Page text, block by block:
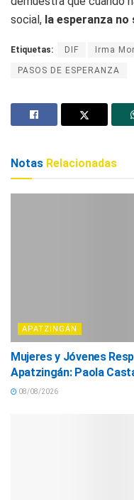
social, la esperanza no
Etiquetas: DIF Irma
PASOS DE ESPERANZA
Notas Relacionadas
APATZINGÁN
Mujeres y Jóvenes
Apatzingán: Paola
08/08/2026